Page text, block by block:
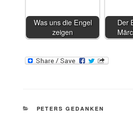
Was uns die Engel
zeigen
Der
KATEGORIEN
PETERS GEDANKEN